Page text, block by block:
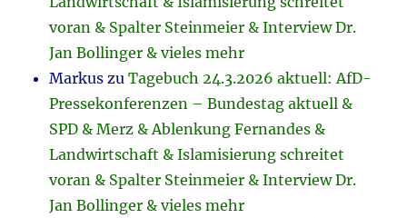
voran & Spalter Steinmeier & Interview Dr.
Jan Bollinger & vieles mehr
Markus zuTagebuch 24.3.2026 aktuell: AfD-
Pressekonferenzen – Bundestag aktuell &
SPD & Merz & Ablenkung Fernandes &
Landwirtschaft & Islamisierung schreitet
voran & Spalter Steinmeier & Interview Dr.
Jan Bollinger & vieles mehr